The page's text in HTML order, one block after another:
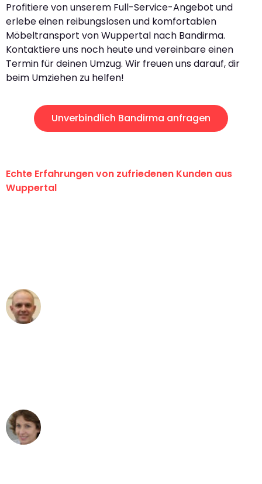
Profitiere von unserem Full-Service-Angebot und
erlebe einen reibungslosen und komfortablen
Möbeltransport von Wuppertal nach Bandirma.
Kontaktiere uns noch heute und vereinbare einen
Termin für deinen Umzug. Wir freuen uns darauf, dir
beim Umziehen zu helfen!
Unverbindlich Bandirma anfragen
Echte Erfahrungen von zufriedenen Kunden aus
Wuppertal